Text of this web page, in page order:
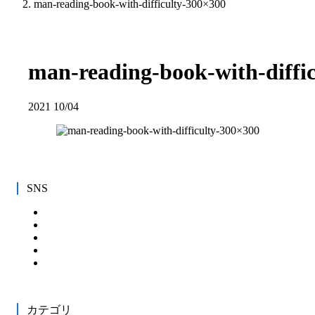
man-reading-book-with-difficulty-300×300
man-reading-book-with-
2021 10/04
SNS
カテゴリ